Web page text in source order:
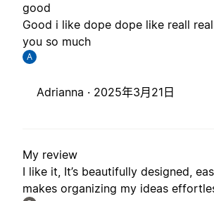
good
Good i like dope dope like reall
you so much
A
Adrianna · 2025年3月21日
My review
I like it, It’s beautifully designed,
makes organizing my ideas